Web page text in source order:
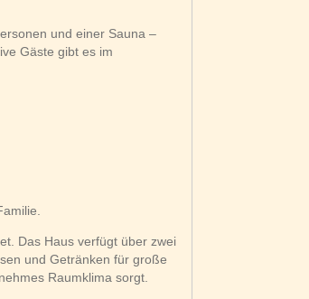
und einer Sauna –
Gäste gibt es im
Das Haus verfügt über zwei
und Getränken für große
Raumklima sorgt.